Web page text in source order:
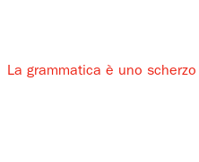
La grammatica è uno scherzo